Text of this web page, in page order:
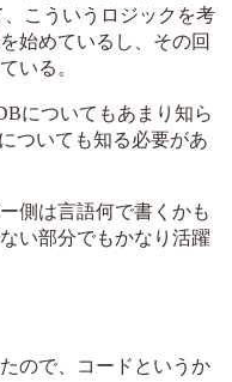
こういうロジックを考
始めているし、その回
いる。
についてもあまり知ら
ついても知る必要があ
側は言語何で書くかも
い部分でもかなり活躍
ので、コードというか